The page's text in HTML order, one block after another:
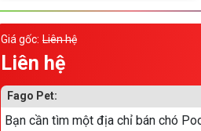
Giá gốc: Liên hệ
Liên hệ
Fago Pet:
Bạn cần tìm một địa chỉ bán chó